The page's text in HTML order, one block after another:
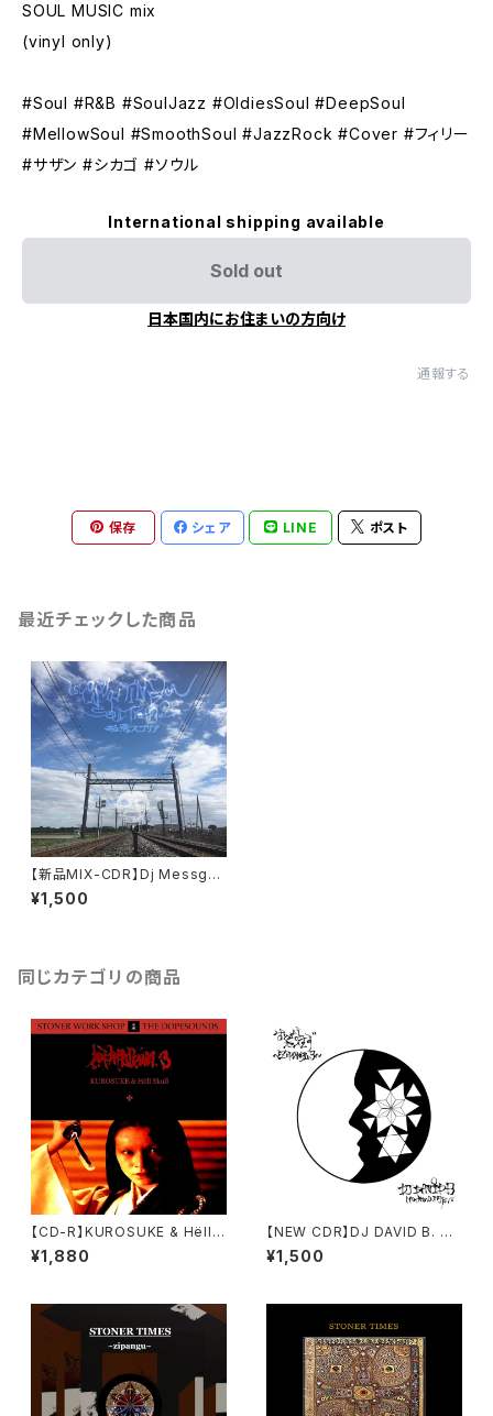
SOUL MUSIC mix
(vinyl only)
#Soul #R&B #SoulJazz #OldiesSoul #DeepSoul
#MellowSoul #SmoothSoul #JazzRock #Cover #フィリー
#サザン #シカゴ #ソウル
International shipping available
Sold out
日本国内にお住まいの方向け
通報する
保存 シェア LINE ポスト
最近チェックした商品
【新品MIX-CDR】Dj Messgor
ia / STONER TIMES ~Soul
Train.2~
¥1,500
同じカテゴリの商品
【CD-R】KUROSUKE & Hëll S
kull / Split Album.3
¥1,880
【NEW CDR】DJ DAVID B. M
AKMAROS / STONER TIME
S ~Zipangu.3~
¥1,500